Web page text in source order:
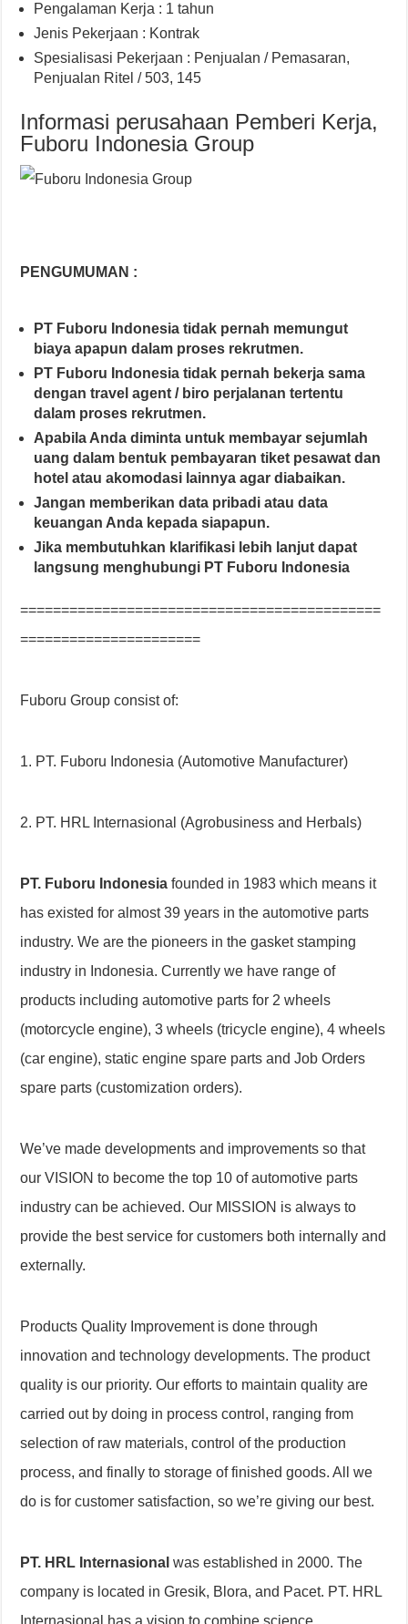
Pengalaman Kerja : 1 tahun
Jenis Pekerjaan : Kontrak
Spesialisasi Pekerjaan : Penjualan / Pemasaran,
Penjualan Ritel / 503, 145
Informasi perusahaan Pemberi Kerja,
Fuboru Indonesia Group
PENGUMUMAN :
PT Fuboru Indonesia tidak pernah memungut
biaya apapun dalam proses rekrutmen.
PT Fuboru Indonesia tidak pernah bekerja sama
dengan travel agent / biro perjalanan tertentu
dalam proses rekrutmen.
Apabila Anda diminta untuk membayar sejumlah
uang dalam bentuk pembayaran tiket pesawat dan
hotel atau akomodasi lainnya agar diabaikan.
Jangan memberikan data pribadi atau data
keuangan Anda kepada siapapun.
Jika membutuhkan klarifikasi lebih lanjut dapat
langsung menghubungi PT Fuboru Indonesia
============================================
======================
Fuboru Group consist of:
1. PT. Fuboru Indonesia (Automotive Manufacturer)
2. PT. HRL Internasional (Agrobusiness and Herbals)
PT. Fuboru Indonesia founded in 1983 which means it
has existed for almost 39 years in the automotive parts
industry. We are the pioneers in the gasket stamping
industry in Indonesia. Currently we have range of
products including automotive parts for 2 wheels
(motorcycle engine), 3 wheels (tricycle engine), 4 wheels
(car engine), static engine spare parts and Job Orders
spare parts (customization orders).
We’ve made developments and improvements so that
our VISION to become the top 10 of automotive parts
industry can be achieved. Our MISSION is always to
provide the best service for customers both internally and
externally.
Products Quality Improvement is done through
innovation and technology developments. The product
quality is our priority. Our efforts to maintain quality are
carried out by doing in process control, ranging from
selection of raw materials, control of the production
process, and finally to storage of finished goods. All we
do is for customer satisfaction, so we’re giving our best.
PT. HRL Internasional was established in 2000. The
company is located in Gresik, Blora, and Pacet. PT. HRL
Internasional has a vision to combine science,